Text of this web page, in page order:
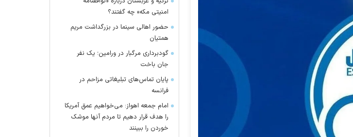
امنیتی مکه» چه گفتند؟
حضور اهالی سینما در بزرگداشت مریم
همتیان
گودبرداری مرگبار در ورامین؛ یک نفر
جان باخت
پایان تماس‌های تبلیغاتی مزاحم در
فرانسه
امام جمعه اهواز: می‌خواهیم عمق آمریکا
را هدف قرار دهیم تا مردم آنها موشک
خوردن را ببینند